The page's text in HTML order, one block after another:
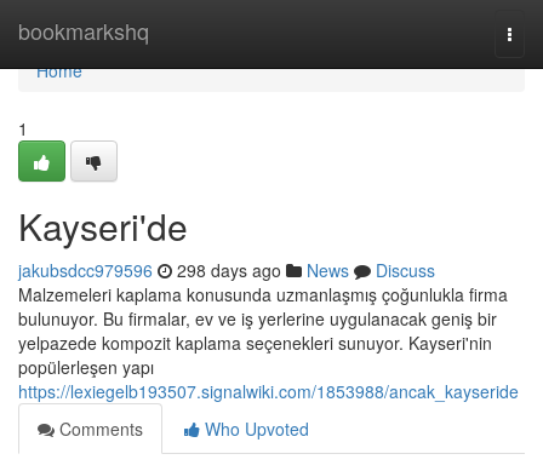
bookmarkshq
Home
Home
1
Kayseri'de
jakubsdcc979596 298 days ago News
Discuss
Malzemeleri kaplama konusunda uzmanlaşmış çoğunlukla firma
bulunuyor. Bu firmalar, ev ve iş yerlerine uygulanacak geniş bir
yelpazede kompozit kaplama seçenekleri sunuyor. Kayseri'nin
popülerleşen yapı
https://lexiegelb193507.signalwiki.com/1853988/ancak_kayseride
Comments
Who Upvoted